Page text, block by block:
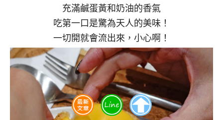
充滿鹹蛋黃和奶油的香氣
吃第一口是驚為天人的美味！
一切開就會流出來，小心啊！